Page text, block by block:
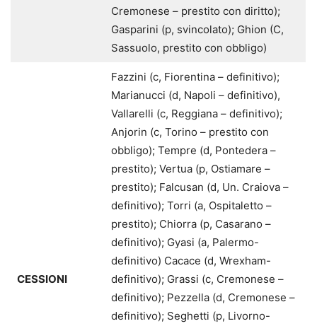
Cremonese – prestito con diritto);
Gasparini (p, svincolato); Ghion (C,
Sassuolo, prestito con obbligo)
CESSIONI
Fazzini (c, Fiorentina – definitivo);
Marianucci (d, Napoli – definitivo),
Vallarelli (c, Reggiana – definitivo);
Anjorin (c, Torino – prestito con
obbligo); Tempre (d, Pontedera –
prestito); Vertua (p, Ostiamare –
prestito); Falcusan (d, Un. Craiova –
definitivo); Torri (a, Ospitaletto –
prestito); Chiorra (p, Casarano –
definitivo); Gyasi (a, Palermo-
definitivo) Cacace (d, Wrexham-
definitivo); Grassi (c, Cremonese –
definitivo); Pezzella (d, Cremonese –
definitivo); Seghetti (p, Livorno-